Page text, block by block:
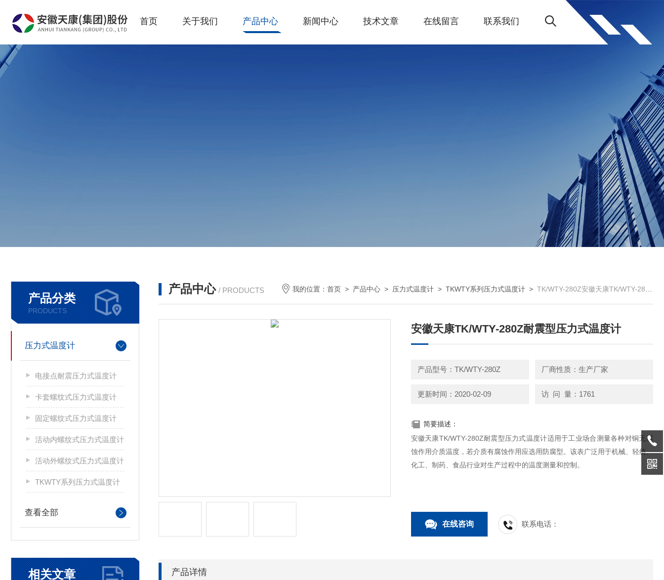
首页 关于我们 产品中心 新闻中心 技术文章 在线留言 联系我们
产品分类
PRODUCTS
压力式温度计
电接点耐震压力式温度计
卡套螺纹式压力式温度计
固定螺纹式压力式温度计
活动内螺纹式压力式温度计
活动外螺纹式压力式温度计
TKWTY系列压力式温度计
查看全部
相关文章
产品中心 / PRODUCTS 我的位置：首页 > 产品中心 > 压力式温度计 >TKWTY系列压力式温度计 >TK/WTY-280Z安徽天康TK/WTY-280Z耐震型压力式温度计
安徽天康TK/WTY-280Z耐震型压力式温度计
产品型号：TK/WTY-280Z 厂商性质：生产厂家
更新时间：2020-02-09 访 问 量：1761
简要描述：
安徽天康TK/WTY-280Z耐震型压力式温度计适用于工业场合测量各种对铜无腐
蚀作用介质温度，若介质有腐蚀作用应选用防腐型。该表广泛用于机械、轻纺、
化工、制药、食品行业对生产过程中的温度测量和控制。
在线咨询 联系电话：
产品详情